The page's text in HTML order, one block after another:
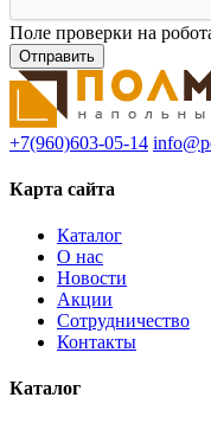
Поле проверки на
+7(960)603-05-14
Карта сайта
Каталог
О нас
Новости
Акции
Сотрудничество
Контакты
Каталог